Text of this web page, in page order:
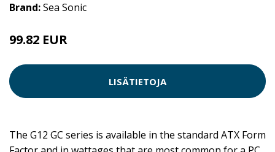
Brand:Sea Sonic
99.82 EUR
LISÄTIETOJA
The G12 GC series is available in the standard ATX Form